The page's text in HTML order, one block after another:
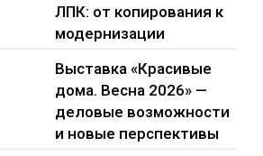
ЛПК: от копирования к
модернизации
Выставка «Красивые
дома. Весна 2026» —
деловые возможности
и новые перспективы